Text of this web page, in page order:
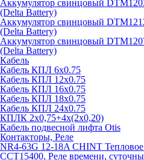
Аккумулятор свинцовый
(Delta Battery)
Аккумулятор свинцовый
(Delta Battery)
Аккумулятор свинцовый
(Delta Battery)
Кабель
Кабель КПЛ 6х0.75
Кабель КПЛ 12х0.75
Кабель КПЛ 16х0.75
Кабель КПЛ 18х0.75
Кабель КПЛ 24х0.75
КПЛК 2х0,75+4х(2х0,20)
Кабель подвесной лифта Otis
Контакторы, Реле
NR4-63G 12-18A CHINT Тепловое
CCT15400, Реле времени,